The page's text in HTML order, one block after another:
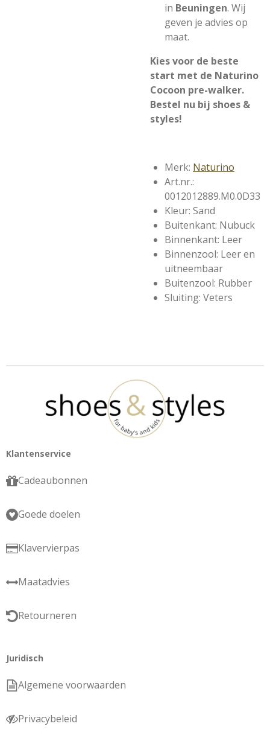
in Beuningen. Wij
geven je advies op
maat.
Kies voor de beste
start met de Naturino
Cocoon pre-walker.
Bestel nu bij shoes &
styles!
Merk: Naturino
Art.nr.:
0012012889.M0.0D33
Kleur: Sand
Buitenkant: Nubuck
Binnenkant: Leer
Binnenzool: Leer en
uitneembaar
Buitenzool: Rubber
Sluiting: Veters
Klantenservice
Cadeaubonnen
Goede doelen
Klavervierpas
Maatadvies
Retourneren
Juridisch
Algemene voorwaarden
Privacybeleid